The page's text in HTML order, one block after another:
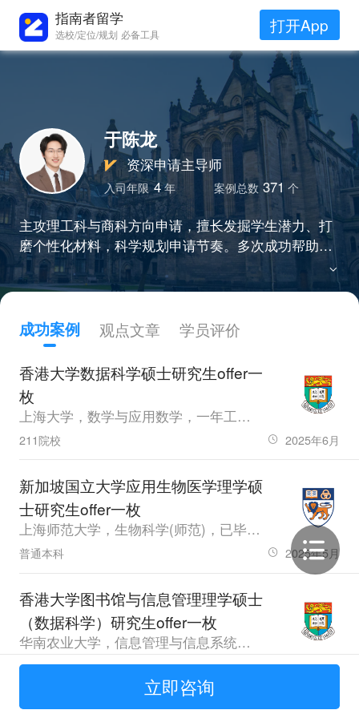
指南者留学
选校/定位/规划 必备工具 打开App
于陈龙
资深申请主导师
入司年限 4年 案例总数 371 个
主攻理工科与商科方向申请，擅长发掘学生潜力、打
磨个性化材料，科学规划申请节奏。多次成功帮助本
科背景不占优势的学生圆梦，助力实现高位突破。
成功案例 观点文章
学员评价
香港大学数据科学硕士研究生offer一
枚
上海大学，数学与应用数学，一年工作经验，GPA3.54，雅思6.5
211院校 2025年6月
新加坡国立大学应用生物医学理学硕
士研究生offer一枚
上海师范大学，生物科学(师范)，已毕业，GPA85.13，雅思6.5、六级508.0
普通本科 2025年5月
香港大学图书馆与信息管理理学硕士
（数据科学）研究生offer一枚
华南农业大学，信息管理与信息系统，应届生，GPA90.64，雅思7.0、六级505.0
普通本科 2025年4月
南洋理工大学计算机控制与自动化理
立即咨询